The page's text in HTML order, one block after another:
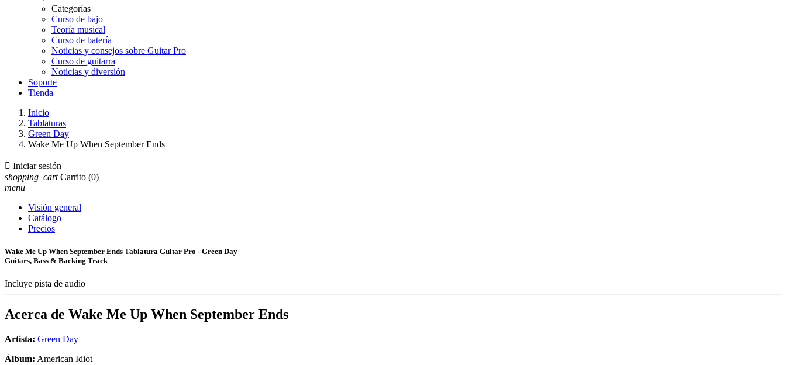
Categorías
Curso de bajo
Teoría musical
Curso de batería
Noticias y consejos sobre Guitar Pro
Curso de guitarra
Noticias y diversión
Soporte
Tienda
Inicio
Tablaturas
Green Day
Wake Me Up When September Ends
 Iniciar sesión
shopping_cart Carrito (0)
menu
Visión general
Catálogo
Precios
Wake Me Up When September Ends Tablatura Guitar Pro - Green Day
Guitars, Bass & Backing Track
Incluye pista de audio
Acerca de Wake Me Up When September Ends
Artista: Green Day
Álbum: American Idiot